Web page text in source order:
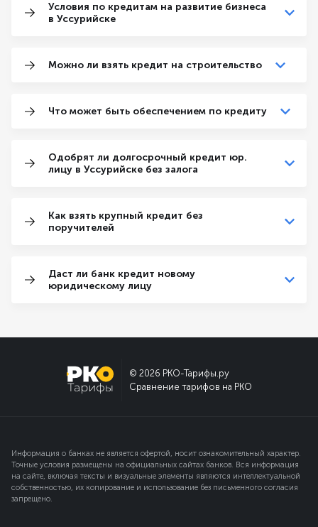
Условия по кредитам на развитие бизнеса
в Уссурийске
Можно ли взять кредит на строительство
Что может быть обеспечением по кредиту
Одобрят ли долгосрочный кредит юр.
лицу в Уссурийске без залога
Как взять крупный кредит без
поручителей
Даст ли банк кредит новому
юридическому лицу
© 2026 РКО-Тарифы.ру
Сравнение тарифов на РКО
Информация о банках не является офертой, носит ознакомительный характер.
Точные условия размещены на официальных сайтах банков. Вся информация
на сайте, включая тексты и визуальные элементы являются интеллектуальной
собственностью, их копирование и использование без письменного согласия
запрещено.